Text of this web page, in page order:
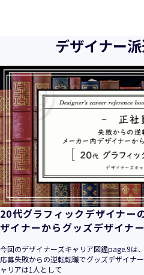
デザイナー
20代グラフィックデザイナー
ザイナーからグッズデザイナ
今回のデザイナーズキャリア図鑑page.9は
応募失敗からの逆転転職でグッズデザイナ
ャリアは1人として